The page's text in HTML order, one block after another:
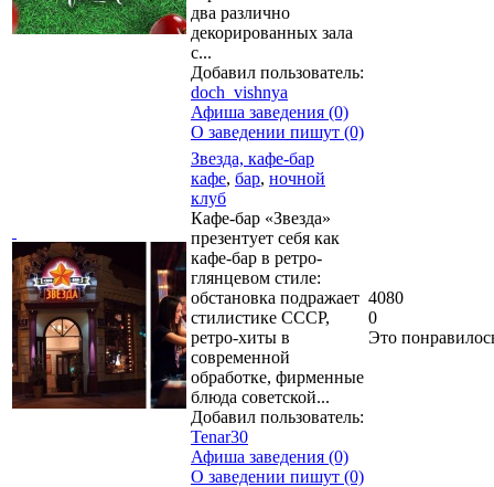
два различно
декорированных зала
с...
Добавил пользователь:
doch_vishnya
Афиша заведения (0)
О заведении пишут (0)
Звезда, кафе-бар
кафе, бар, ночной
клуб
Кафе-бар «Звезда»
презентует себя как
кафе-бар в ретро-
глянцевом стиле:
обстановка подражает
стилистике СССР,
ретро-хиты в
современной
обработке, фирменные
блюда советской...
Добавил пользователь:
Tenar30
Афиша заведения (0)
О заведении пишут (0)
4080
0
Это